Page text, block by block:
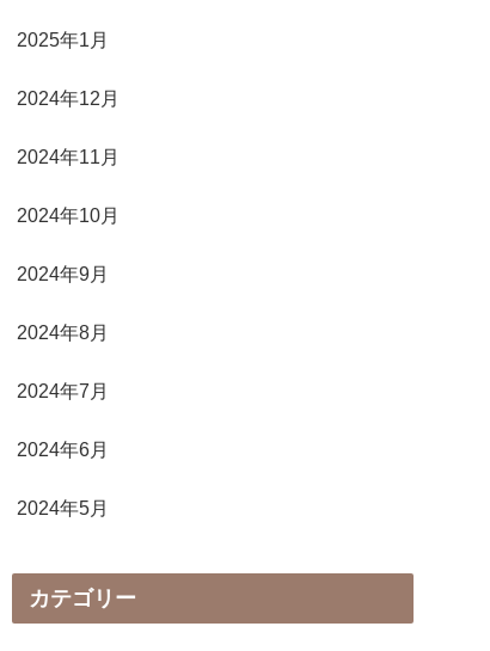
2025年1月
2024年12月
2024年11月
2024年10月
2024年9月
2024年8月
2024年7月
2024年6月
2024年5月
カテゴリー